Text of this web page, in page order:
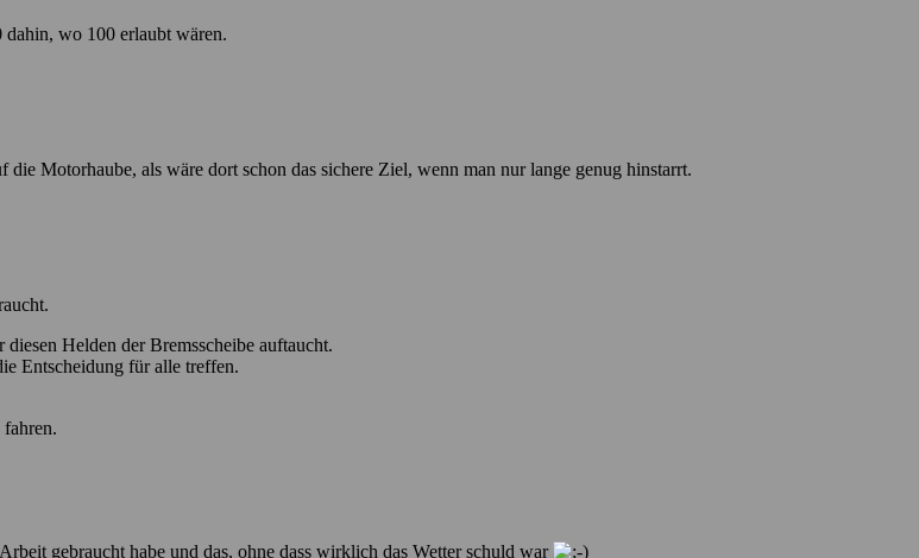
dahin, wo 100 erlaubt wären.
Motorhaube, als wäre dort schon das sichere Ziel, wenn man nur lange genug hinstarrt.
Helden der Bremsscheibe auftaucht.
Entscheidung für alle treffen.
gebraucht habe und das, ohne dass wirklich das Wetter schuld war